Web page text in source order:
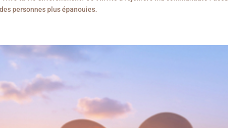
personnes plus épanouies.